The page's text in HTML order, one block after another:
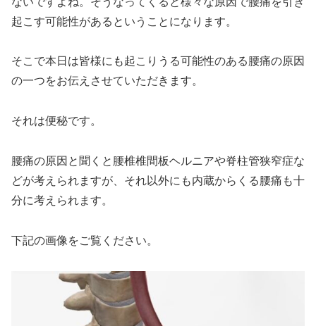
起こす可能性があるということになります。
そこで本日は皆様にも起こりうる可能性のある腰痛の原因
の一つをお伝えさせていただきます。
それは便秘です。
腰痛の原因と聞くと腰椎椎間板ヘルニアや脊柱管狭窄症な
どが考えられますが、それ以外にも内蔵からくる腰痛も十
分に考えられます。
下記の画像をご覧ください。